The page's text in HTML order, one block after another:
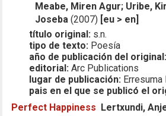
Meabe, Miren Agur; Uribe,
Joseba (2007) [eu > en]
título original: s.n.
tipo de texto: Poesía
año de publicación del original:
editorial: Arc Publications
lugar de publicación: Erresuma
pais en el que se publicó el
Perfect Happiness
Lertxundi,